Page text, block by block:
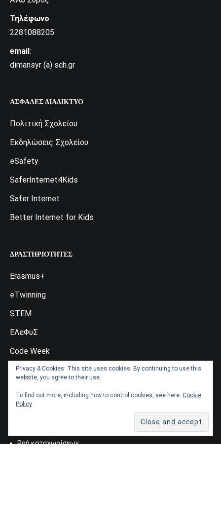
Τηλέφωνο:
2281088205
email:
dimansyr (a) sch.gr
ΑΣΦΑΛΈΣ ΔΙΑΔΊΚΤΥΟ
Πολιτική Σχολείου
Εκδηλώσεις Σχολείου
eSafety
SaferInternet4Kids
Safer Internet
Better Internet for Kids
ΔΡΑΣΤΗΡΙΌΤΗΤΕΣ
Erasmus+
eTwinning
STEM
ΕΛεΦυΣ
Code Week
Blue Schools
ΜΕΤΑΣΤΟΙΧΕΊΑ
Ροή καταχωρίσεων
Privacy & Cookies: This site uses cookies. By continuing to use this
website, you agree to their use.
To find out more, including how to control cookies, see here: Cookie
Policy